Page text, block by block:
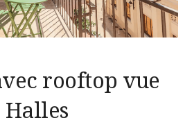
rooftop vue
Halles